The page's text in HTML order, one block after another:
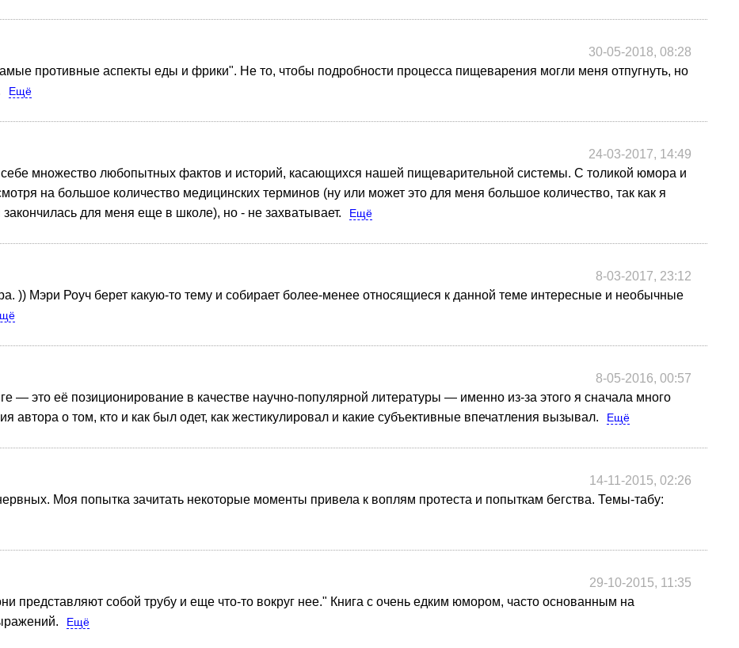
30-05-2018, 08:28
противные аспекты еды и фрики". Не то, чтобы подробности процесса пищеварения могли меня отпугнуть, но
Ещё
24-03-2017, 14:49
множество любопытных фактов и историй, касающихся нашей пищеварительной системы. С толикой юмора и
на большое количество медицинских терминов (ну или может это для меня большое количество, так как я
для меня еще в школе), но - не захватывает.
Ещё
8-03-2017, 23:12
)) Мэри Роуч берет какую-то тему и собирает более-менее относящиеся к данной теме интересные и необычные
8-05-2016, 00:57
— это её позиционирование в качестве научно-популярной литературы — именно из-за этого я сначала много
автора о том, кто и как был одет, как жестикулировал и какие субъективные впечатления вызывал.
Ещё
14-11-2015, 02:26
Моя попытка зачитать некоторые моменты привела к воплям протеста и попыткам бегства. Темы-табу:
29-10-2015, 11:35
представляют собой трубу и еще что-то вокруг нее." Книга с очень едким юмором, часто основанным на
Ещё